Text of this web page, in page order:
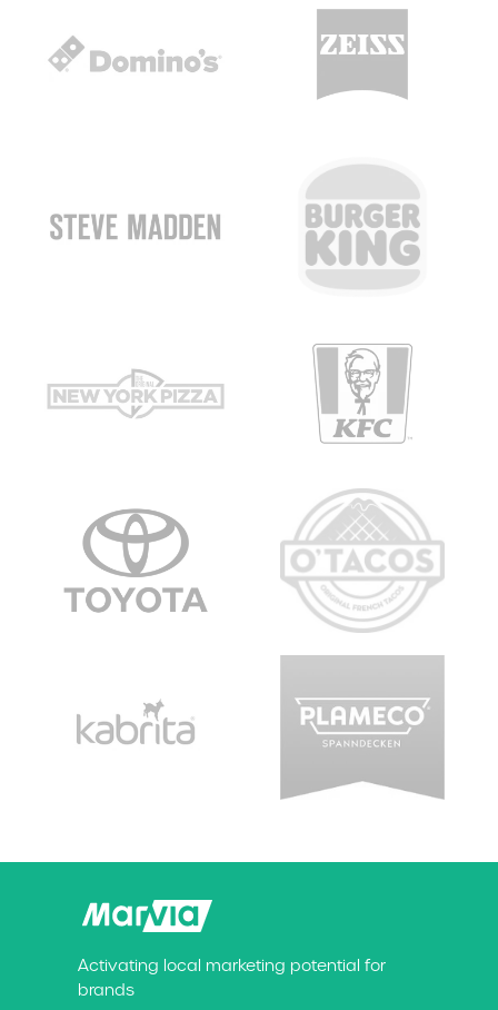
Activating local marketing potential for
brands